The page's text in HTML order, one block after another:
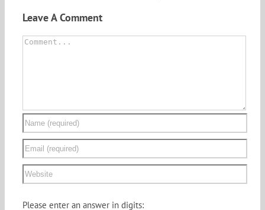
Leave A Comment
Comment
Please enter an answer in digits: